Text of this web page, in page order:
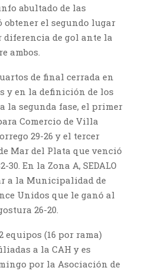
abultado de las
el segundo lugar
diferencia de gol ante la
ambos.
de final cerrada en
y en la definición de los
la segunda fase, el primer
Comercio de Villa
29-26 y el tercer
Mar del Plata que venció
30. En la Zona A, SEDALO
a la Municipalidad de
Unidos que le ganó al
26-20.
equipos (16 por rama)
a la CAH y es
por la Asociación de